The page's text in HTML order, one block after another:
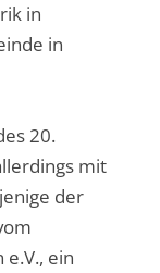
in
in
20.
mit
der
ein